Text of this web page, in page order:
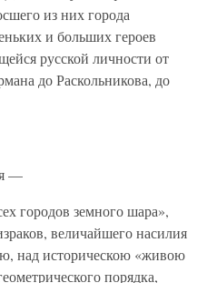
из них города
и больших героев
русской личности от
до Раскольникова, до
—
городов земного шара»,
величайшего насилия
над историческою «живою
порядка,